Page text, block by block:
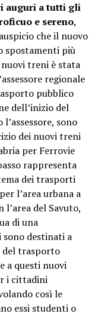
auguri a tutti gli
e sereno,
che il nuovo
spostamenti più
nuovi treni è stata
regionale
pubblico
dell’inizio del
sono
dei nuovi treni
per Ferrovie
rappresenta
dei trasporti
l’area urbana a
l’area del Savuto,
di una
destinati a
del trasporto
a questi nuovi
i cittadini
così le
essi studenti o